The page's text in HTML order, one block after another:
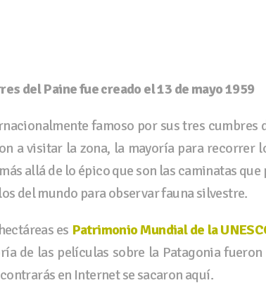
del Paine fue creado el 13 de mayo 1959
famoso por sus tres
a visitar la zona, la mayoría para recorrer
allá de lo épico que son las caminatas
del mundo para observar fauna silvestre.
es Patrimonio Mundial de la
de las películas sobre la Patagonia
en Internet se sacaron aquí.